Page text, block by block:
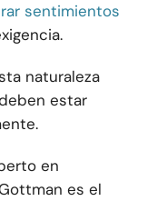
sentimientos
naturaleza
estar
en
es el